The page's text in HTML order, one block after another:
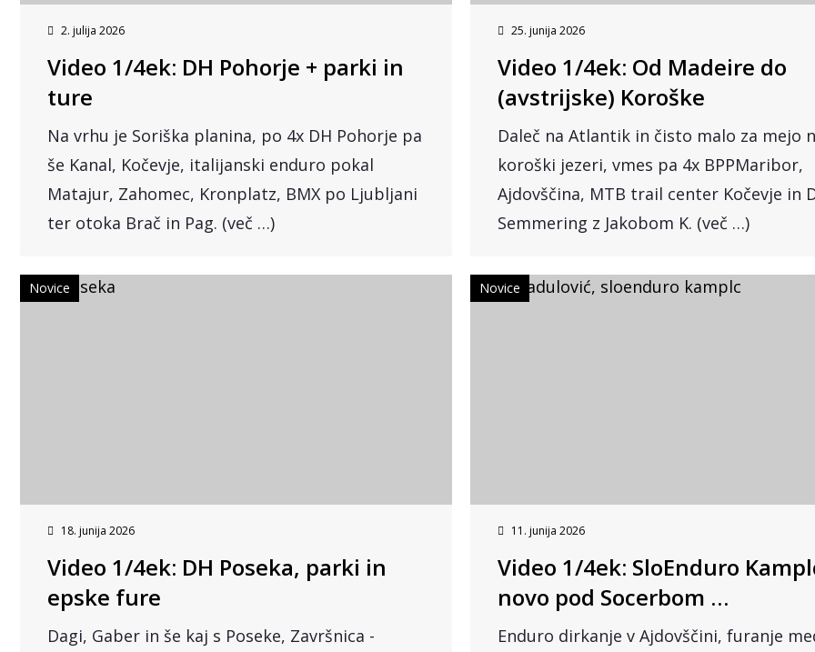
2. julija 2026
Video 1/4ek: DH Pohorje + parki in
ture
Na vrhu je Soriška planina, po 4x DH Pohorje pa
še Kanal, Kočevje, italijanski enduro pokal
Matajur, Zahomec, Kronplatz, BMX po Ljubljani
ter otoka Brač in Pag. (več …)
25. junija 2026
Video 1/4ek: Od Madeire do
(avstrijske) Koroške
Daleč na Atlantik in čisto malo za mejo
koroški jezeri, vmes pa 4x BPPMaribor,
Ajdovščina, MTB trail center Kočevje in
Semmering z Jakobom K. (več …)
18. junija 2026
Video 1/4ek: DH Poseka, parki in
epske fure
Dagi, Gaber in še kaj s Poseke, Završnica -
Novice
11. junija 2026
Video 1/4ek: SloEnduro
novo pod Socerbom …
Enduro dirkanje v Ajdovščini, furanje
Novice